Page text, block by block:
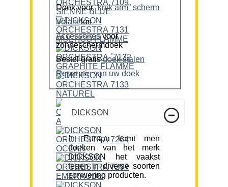
Doek voor
“knik arm” scherm
Volantlos
Accessoiresvoor
zonneschermdoek
Bestel gratis doek stalen
Reparatie van uw doek
DICKSON
In Europa komt men
doeken van het merk
DICKSON het vaakst
tegen in diverse soorten
zonwering producten.